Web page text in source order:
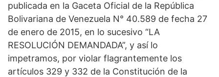
publicada en la Gaceta Oficial de la República
Bolivariana de Venezuela N° 40.589 de fecha 27
de enero de 2015, en lo sucesivo “LA
RESOLUCIÓN DEMANDADA”, y así lo
impetramos, por violar flagrantemente los
artículos 329 y 332 de la Constitución de la